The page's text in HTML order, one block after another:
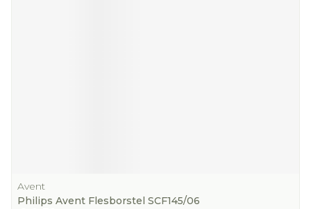
Avent
Philips Avent Flesborstel SCF145/06